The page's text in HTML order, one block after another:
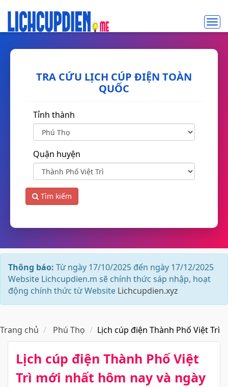
TRA CỨU LỊCH CÚP ĐIỆN TOÀN
QUỐC
Tỉnh thành
Quận huyện
Tìm kiếm
Thông báo: Từ ngày 17/10/2025 đến ngày 17/12/2025
Website Lichcupdien.m sẽ chính thức sáp nhập, hoạt
động chính thức từ Website Lichcupdien.xyz
Trang chủ Phú Thọ Lịch cúp điện Thành Phố Việt Trì
Lịch cúp điện Thành Phố Việt
Trì​ mới nhất hôm nay và ngày